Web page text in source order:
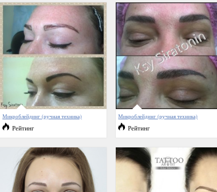
Микроблейдинг (ручная техника)
Рейтинг
Микроблейдинг (ручная техника)
Рейтинг